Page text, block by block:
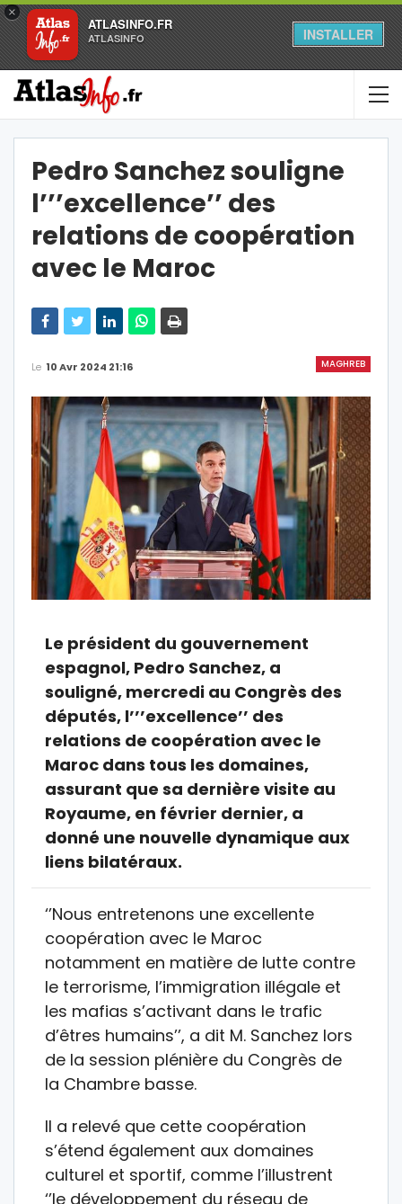
×
ATLASINFO.FR
ATLASINFO INSTALLER
Pedro Sanchez souligne
l’’’excellence’’ des
relations de coopération
avec le Maroc
MAGHREB
Le 10 Avr 2024 21:16
Le président du gouvernement
espagnol, Pedro Sanchez, a
souligné, mercredi au Congrès des
députés, l’’’excellence’’ des
relations de coopération avec le
Maroc dans tous les domaines,
assurant que sa dernière visite au
Royaume, en février dernier, a
donné une nouvelle dynamique aux
liens bilatéraux.
‘’Nous entretenons une excellente
coopération avec le Maroc
notamment en matière de lutte contre
le terrorisme, l’immigration illégale et
les mafias s’activant dans le trafic
d’êtres humains’’, a dit M. Sanchez lors
de la session plénière du Congrès de
la Chambre basse.
Il a relevé que cette coopération
s’étend également aux domaines
culturel et sportif, comme l’illustrent
‘’le développement du réseau de